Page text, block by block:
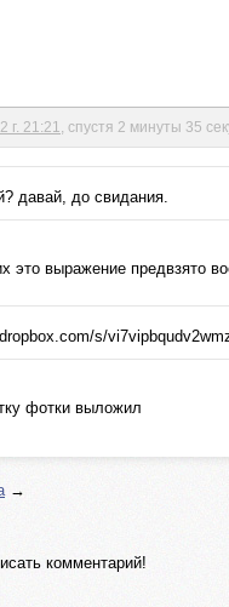
г. 21:21 , спустя 2 минуты 35
давай, до свидания.
это выражение предвзято
s/
фотки выложил
→
комментарий!